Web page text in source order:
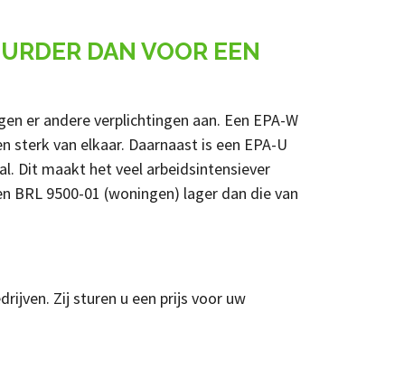
DAN VOOR EEN
er andere verplichtingen aan. Een EPA-W
van elkaar. Daarnaast is een EPA-U
Dit maakt het veel arbeidsintensiever
9500-01 (woningen) lager dan die van
Zij sturen u een prijs voor uw